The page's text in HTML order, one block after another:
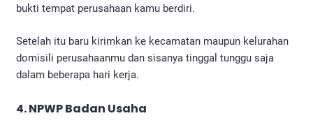
bukti tempat perusahaan kamu berdiri.
Setelah itu baru kirimkan ke kecamatan maupun kelurahan
domisili perusahaanmu dan sisanya tinggal tunggu saja
dalam beberapa hari kerja.
4. NPWP Badan Usaha